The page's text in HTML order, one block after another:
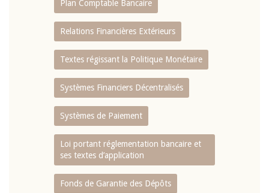
Plan Comptable Bancaire
Relations Financières Extérieurs
Textes régissant la Politique Monétaire
Systèmes Financiers Décentralisés
Systèmes de Paiement
Loi portant réglementation bancaire et
ses textes d’application
Fonds de Garantie des Dépôts